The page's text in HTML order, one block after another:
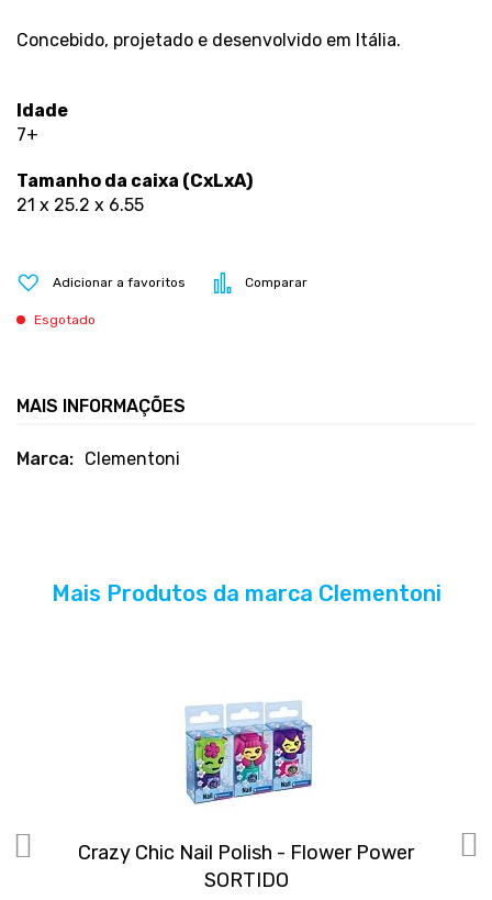
Concebido, projetado e desenvolvido em Itália.
Idade
7+
Tamanho da caixa (CxLxA)
21 x 25.2 x 6.55
Adicionar a favoritos Comparar
Esgotado
MAIS INFORMAÇÕES
Mais
Clementoni
Mais Produtos da marca Clementoni
Crazy Chic Nail Polish - Flower Power
SORTIDO